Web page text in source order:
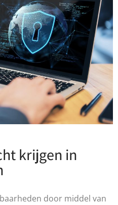
krijgen in
door middel van